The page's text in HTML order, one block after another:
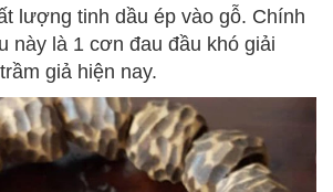
lượng tinh dầu ép vào gỗ. Chính
này là 1 cơn đau đầu khó giải
giả hiện nay.